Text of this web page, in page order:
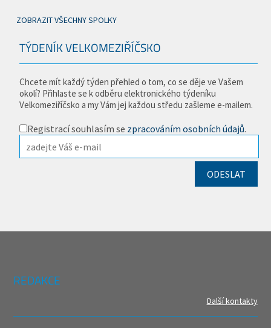
ZOBRAZIT VŠECHNY SPOLKY
TÝDENÍK VELKOMEZIŘÍČSKO
Chcete mít každý týden přehled o tom, co se děje ve Vašem
okolí? Přihlaste se k odběru elektronického týdeníku
Velkomeziříčsko a my Vám jej každou středu zašleme e-mailem.
Registrací souhlasím se zpracováním osobních údajů.
REDAKCE
Další kontakty